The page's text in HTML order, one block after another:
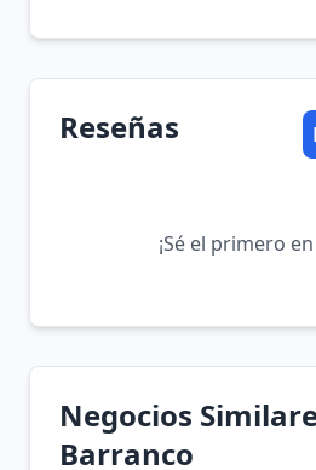
Reseñas
¡Sé el primero
Negocios
Barranco